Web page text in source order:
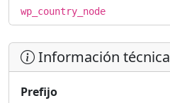
wp_country_node
Información técnica
Prefijo